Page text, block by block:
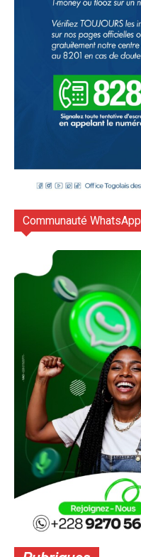
Communauté WhatsApp